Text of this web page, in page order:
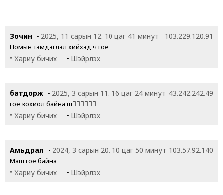
103.229.120.91
Зочин • 2025, 11 сарын 12. 10 цаг 41 минут
Номын тэмдэглэл хийхэд ч гоё
• Хариу бичих • Шэйрлэх
43.242.242.49
батдорж • 2025, 3 сарын 11. 16 цаг 24 минут
гоё зохиол байна шүү👍🏻👍🏻👍🏻
• Хариу бичих • Шэйрлэх
103.57.92.140
Амьдрал • 2024, 3 сарын 20. 10 цаг 50 минут
Маш гоё байна
• Хариу бичих • Шэйрлэх